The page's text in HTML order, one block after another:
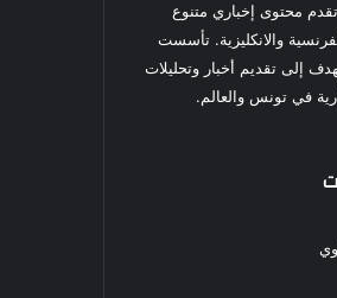
تقدم محتوى إخباري متنوع
والانكليزية. تأسست
2019 وتهدف إلى تقديم أخبار وتحليلات
في تونس والعالم.